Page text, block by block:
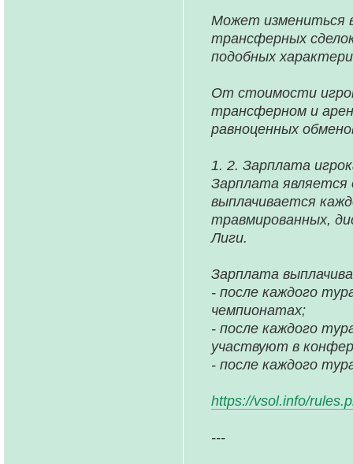
Может измениться
трансферных
подобных
От стоимости
трансферном и
равноценных
1. 2. Зарплата
Зарплата является
выплачивается
травмированных,
Лиги.
Зарплата
- после каждого
чемпионатах;
- после каждого
участвуют в
- после каждого
https://vsol.info/
---